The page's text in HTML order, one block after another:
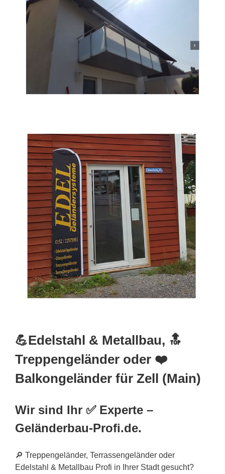
💪Edelstahl & Metallbau, 🔝
Treppengeländer oder ❤️
Balkongeländer für Zell (Main)
Wir sind Ihr ✅ Experte –
Geländerbau-Profi.de.
🔎 Treppengeländer, Terrassengeländer oder
Edelstahl & Metallbau Profi in Ihrer Stadt gesucht?